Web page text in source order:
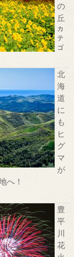
の
丘
カ
テ
ゴ
北
海
道
に
も
ヒ
グ
マ
が
へ！
豊
平
川
花